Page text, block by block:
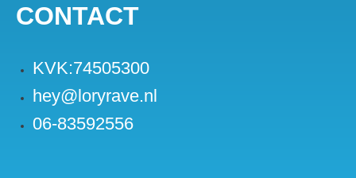
CONTACT
KVK:74505300
hey@loryrave.nl
06-83592556